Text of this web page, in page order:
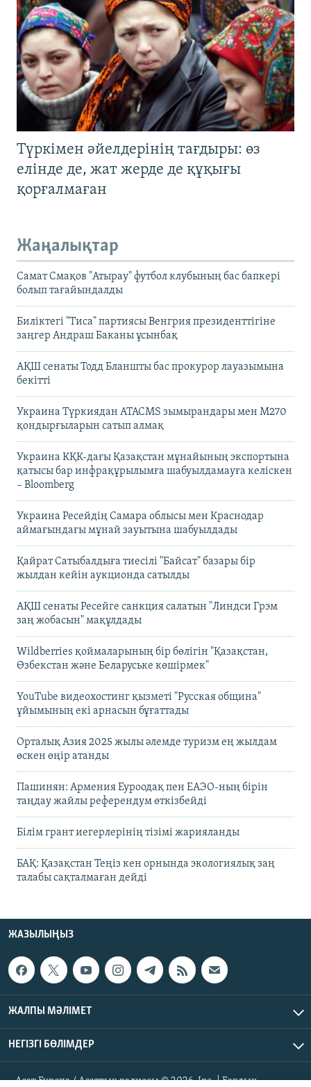
Түркімен әйелдерінің тағдыры: өз
елінде де, жат жерде де құқығы
қорғалмаған
Жаңалықтар
Самат Смақов "Атырау" футбол клубының бас бапкері
болып тағайындалды
Биліктегі "Тиса" партиясы Венгрия президенттігіне
заңгер Андраш Баканы ұсынбақ
АҚШ сенаты Тодд Бланшты бас прокурор лауазымына
бекітті
Украина Түркиядан ATACMS зымырандары мен M270
қондырғыларын сатып алмақ
Украина КҚК-дағы Қазақстан мұнайының экспортына
қатысы бар инфрақұрылымға шабуылдамауға келіскен
– Bloomberg
Украина Ресейдің Самара облысы мен Краснодар
аймағындағы мұнай зауытына шабуылдады
Қайрат Сатыбалдыға тиесілі "Байсат" базары бір
жылдан кейін аукционда сатылды
АҚШ сенаты Ресейге санкция салатын "Линдси Грэм
заң жобасын" мақұлдады
Wildberries қоймаларының бір бөлігін "Қазақстан,
Өзбекстан және Беларуське көшірмек"
YouTube видеохостинг қызметі "Русская община"
ұйымының екі арнасын бұғаттады
Орталық Азия 2025 жылы әлемде туризм ең жылдам
өскен өңір атанды
Пашинян: Армения Еуроодақ пен ЕАЭО-ның бірін
таңдау жайлы референдум өткізбейді
Білім грант иегерлерінің тізімі жарияланды
БАҚ: Қазақстан Теңіз кен орнында экологиялық заң
талабы сақталмаған дейді
ЖАЗЫЛЫҢЫЗ
ЖАЛПЫ МӘЛІМЕТ
НЕГІЗГІ БӨЛІМДЕР
Азат Еуропа / Азаттық радиосы © 2026, Inc. | Барлық